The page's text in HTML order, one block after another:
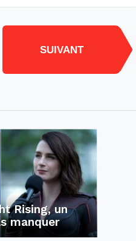
SUIVANT
Rising, un
manquer